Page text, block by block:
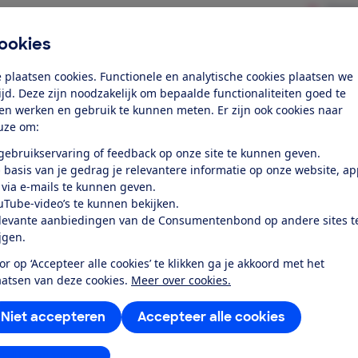
plaatsen cookies. Functionele en analytische cookies plaatsen we
Deze zijn noodzakelijk om bepaalde functionaliteiten goed te
werken en gebruik te kunnen meten. Er zijn ook cookies naar
om:
of feedback op onze site te kunnen geven.
basis van je gedrag je relevantere informatie op onze website,
e-mails te kunnen geven.
video’s te kunnen bekijken.
aanbiedingen van de Consumentenbond op andere sites
op ‘Accepteer alle cookies’ te klikken ga je akkoord met het
van deze cookies. Meer over cookies.
Accepteer alle cookies
Niet accepteren
toegang tot deze test?
Al lid? Log in